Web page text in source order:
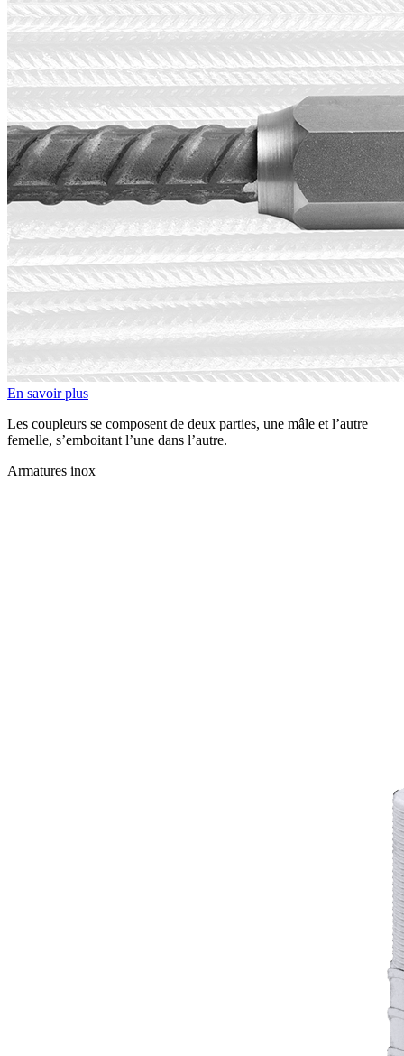
En savoir plus
Les coupleurs se composent de deux parties, une mâle et l’autre
femelle, s’emboitant l’une dans l’autre.
Armatures inox